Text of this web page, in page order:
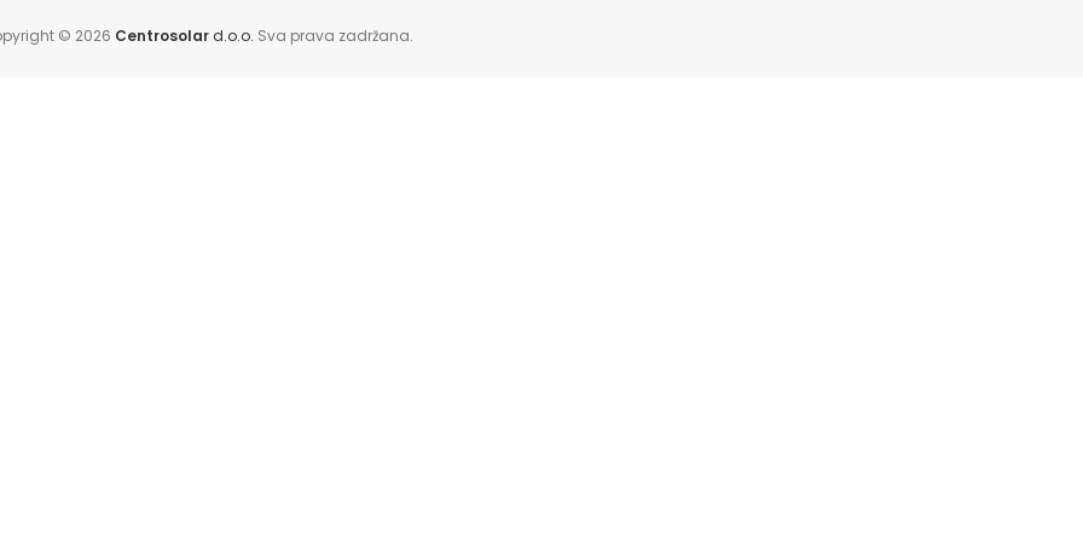
© 2026 Centrosolar d.o.o. Sva prava zadržana.